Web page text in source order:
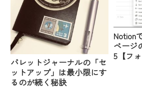
バレットジャーナルの「セ
ットアップ」は最小限にす
るのが続く秘訣
Notion
ページ
5【フ